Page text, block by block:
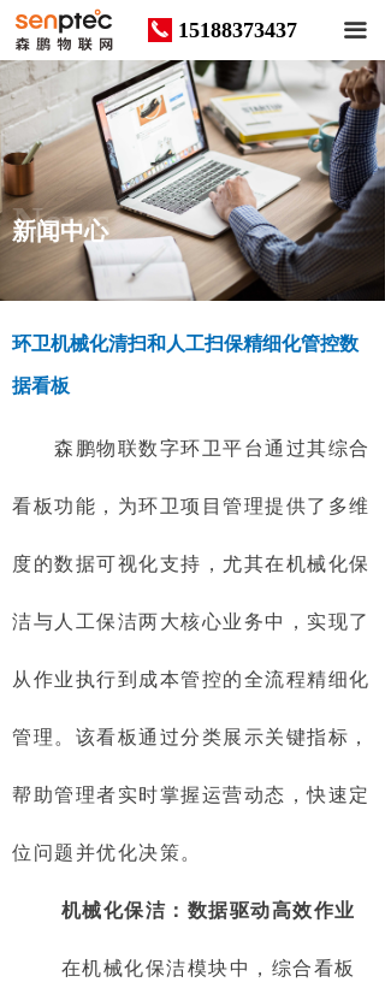
끀
끅 15188373437
环卫机械化清扫和人工扫保精细化管控数
据看板
森鹏物联数字环卫平台通过其综合
看板功能，为环卫项目管理提供了多维
度的数据可视化支持，尤其在机械化保
洁与人工保洁两大核心业务中，实现了
从作业执行到成本管控的全流程精细化
管理。该看板通过分类展示关键指标，
帮助管理者实时掌握运营动态，快速定
位问题并优化决策。
机械化保洁：数据驱动高效作业
在机械化保洁模块中，综合看板
News
新闻中心